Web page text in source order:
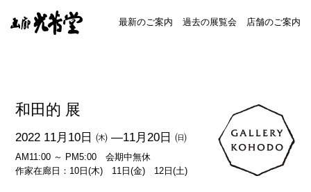
最新のご案内 過去の展覧会 店舗のご案内
和田的 展
2022 11月10日 ㈭ ―11月20日 ㈰
AM11:00 ～ PM5:00 会期中無休
作家在廊日：10日(木) 11日(金) 12日(土)